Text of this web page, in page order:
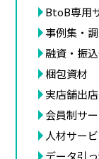
BtoB専用
事例集・
融資・振
梱包資材
実店舗出店
会員制サ
人材サー